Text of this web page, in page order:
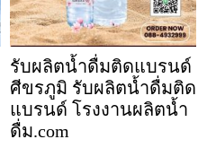
รับผลิตน้ำดื่มติดแบรนด์
ศีขรภูมิ รับผลิตน้ำดื่มติด
แบรนด์ โรงงานผลิตน้ำ
ดื่ม.com